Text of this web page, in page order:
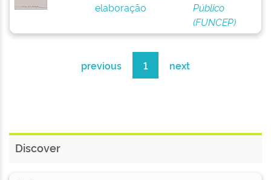
elaboração
Público
(FUNCEP)
previous 1 next
Discover